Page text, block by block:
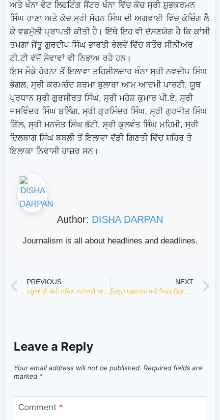
ਅਤੇ ਖੰਨਾ ਵੇਟ ਲਿਫਟਿੰਗ ਸੈਂਟਰ ਖੰਨਾ ਵਿੱਚ ਕੋਚ ਸ੍ਰੀ ਸ਼ੁਭਕਰਮਨ
ਸਿੰਘ ਰਾਣਾ ਅਤੇ ਕੋਚ ਸ੍ਰੀ ਮੋਹਨ ਸਿੰਘ ਦੀ ਅਗਵਾਈ ਵਿੱਚ ਕੋਚਿੰਗ ਲੈ
ਕੇ ਵਡਮੁੱਲੀ ਪ੍ਰਾਪਤੀ ਕੀਤੀ ਹੈ। ਇੱਥੇ ਇਹ ਵੀ ਦੱਸਣਯੋਗ ਹੈ ਕਿ ਕਾਂਸੀ
ਤਮਗਾ ਜੇਂਤੂ ਗੁਰਦੀਪ ਸਿੰਘ ਭਾਰਤੀ ਰੇਲਵੇਂ ਵਿੱਚ ਬਤੌਰ ਸੀਨੀਅਰ
ਟੀ.ਟੀ ਵੱਜੋਂ ਸੇਵਾਵਾਂ ਵੀ ਨਿਭਾਅ ਰਹੇ ਹਨ।
ਇਸ ਮੌਕੇ ਹੋਰਨਾ ਤੋਂ ਇਲਾਵਾ ਤਹਿਸੀਲਦਾਰ ਖੰਨਾ ਸ੍ਰੀ ਨਵਦੀਪ ਸਿੰਘ
ਭੋਗਲ, ਸ੍ਰੀ ਕਰਮਚੰਦ ਸ਼ਰਮਾ ਬੁਲਾਰਾ ਆਮ ਆਦਮੀ ਪਾਰਟੀ, ਯੂਥ
ਪ੍ਰਧਾਨ ਸ੍ਰੀ ਗੁਰਸੀਰਤ ਸਿੰਘ, ਸ੍ਰੀ ਮਹੇਸ਼ ਕੁਮਾਰ ਪੀ.ਏ, ਸ੍ਰੀ
ਜਸਵਿੰਦਰ ਸਿੰਘ ਬਲਿੰਗ, ਸ੍ਰੀ ਗੁਰਮਿੰਦਰ ਸਿੰਘ, ਸ੍ਰੀ ਗੁਰਜੀਤ ਸਿੰਘ
ਗਿੱਲ, ਸ੍ਰੀ ਮਨਜੋਤ ਸਿੰਘ ਭੱਟੀ, ਸ੍ਰੀ ਕੁਲਵੰਤ ਸਿੰਘ ਮਹਿਮੀ, ਸ੍ਰੀ
ਦਿਲਬਾਗ ਸਿੰਘ ਬਬਲੀ ਤੋਂ ਇਲਾਵਾ ਵੱਡੀ ਗਿਣਤੀ ਵਿੱਚ ਸ਼ਹਿਰ ਤੇ
ਇਲਾਕਾ ਨਿਵਾਸੀ ਹਾਜ਼ਰ ਸਨ।
Author: DISHA DARPAN
Journalism is all about headlines and deadlines.
PREVIOUS
ਪਸ਼ੂਆਂ ਦੀ ਲੰਪੀ ਸਕਿਨ ਮਹਾਂਮਾਰੀ ਆਮ ਲੋਕਾਂ ਵਿੱਚ ਫੈਲਣ ਦਾ ਖਤਰਾ ਬਣੀ
NEXT
ਜ਼ਿਲ੍ਹਾ ਪ੍ਰਸ਼ਾਸ਼ਨ ਅਤੇ ਸਿਹਤ ਵਿਭਾਗ ਵੱਲੋਂ ਆਜ਼ਾਦੀ ਦਾ ਅਮ੍ਰਿਤ ਮਹਾਂਉਤਸਵ ਨੂੰ ਸਮਰਪਿਤ ‘ਈਟ ਰਾਈਟ ਮੇਲਾ’ ਅਤੇ ਵਾਕਾਥਨ ਆਯੋਜਿਤ
Leave a Reply
Your email address will not be published. Required fields are
marked *
Comment *